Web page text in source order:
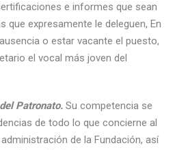
e informes que sean
que expresamente le deleguen, En
o estar vacante el puesto,
el vocal más joven del
Patronato. Su competencia se
de todo lo que concierne al
de la Fundación, así